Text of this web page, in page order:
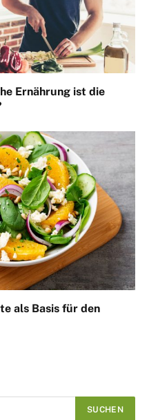
Ernährung ist die
als Basis für den